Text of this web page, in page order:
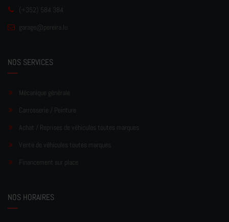
(+352) 584 384
garage@pereira.lu
NOS SERVICES
Mécanique générale
Carrosserie / Peinture
Achat / Reprises de véhicules toutes marques
Vente de véhicules toutes marques
Financement sur place
NOS HORAIRES